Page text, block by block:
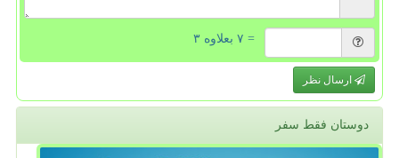
= ۷ بعلاوه ۳
ارسال نظر
دوستان فقط سفر